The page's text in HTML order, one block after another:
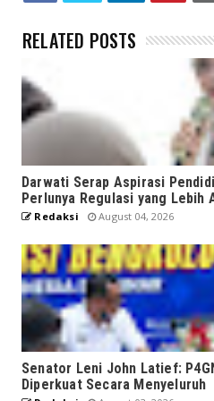
RELATED POSTS
Darwati Serap Aspirasi
Perlunya Regulasi yang Lebih
Redaksi August 04, 2026
Senator Leni John Latief:
Diperkuat Secara Menyeluruh